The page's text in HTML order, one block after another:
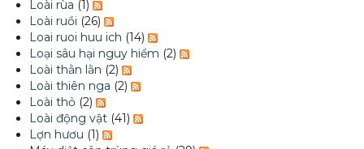
Loài rùa (1)
Loài ruồi (26)
Loai ruoi huu ich (14)
Loại sâu hại nguy hiểm (2)
Loài thằn lằn (2)
Loài thiên nga (2)
Loài thỏ (2)
Loài động vật (41)
Lợn hươu (1)